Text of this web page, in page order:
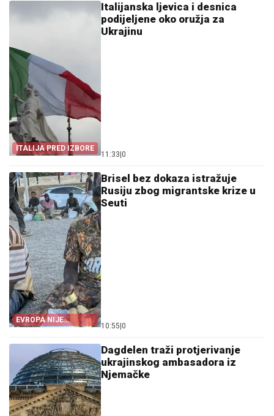
ITALIJA PRED IZBORE
Italijanska ljevica i desnica
podijeljene oko oružja za
Ukrajinu
11:33 0
EVROPA NIJE
POMOGLA ŠPANIJI
Brisel bez dokaza istražuje
Rusiju zbog migrantske krize u
Seuti
10:55 0
Dagdelen traži protjerivanje
ukrajinskog ambasadora iz
Njemačke